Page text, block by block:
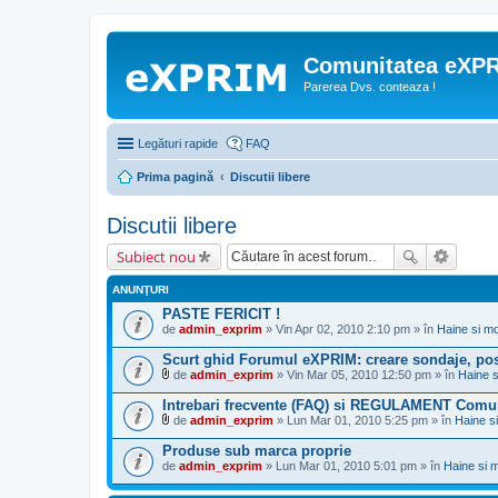
Comunitatea
Parerea Dvs. conteaza !
Legături rapide FAQ
Prima pagină Discutii libere
Discutii libere
Subiect nou
ANUNŢURI
PASTE FERICIT !
de admin_exprim » Vin Apr 02, 2010 2:10 pm » în Haine si
Scurt ghid Forumul eXPRIM: creare sondaje,
ş
e
r
(
)
de admin_exprim » Vin Mar 05, 2010 12:50 pm » în Haine
Intrebari frecvente (FAQ) si REGULAMENT
i
ş
i
e
de admin_exprim » Lun Mar 01, 2010 5:25 pm » în Haine
Produse sub marca proprie
de admin_exprim » Lun Mar 01, 2010 5:01 pm » în Haine si